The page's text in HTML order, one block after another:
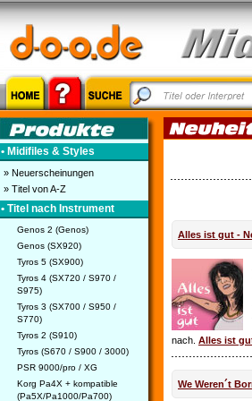
• Midifiles & Styles
» Neuerscheinungen
» Titel von A-Z
• Titel nach Instrument
Genos 2 (Genos)
Genos (SX920)
Tyros 5 (SX900)
Tyros 4 (SX720 / S970 /
S975)
Tyros 3 (SX700 / S950 /
S770)
Tyros 2 (S910)
Tyros (S670 / S900 / 3000)
PSR 9000/pro / XG
Korg Pa4X + kompatible
(Pa5X/Pa1000/Pa700)
Alles ist gut -
nach. Alles ist
We Weren´t